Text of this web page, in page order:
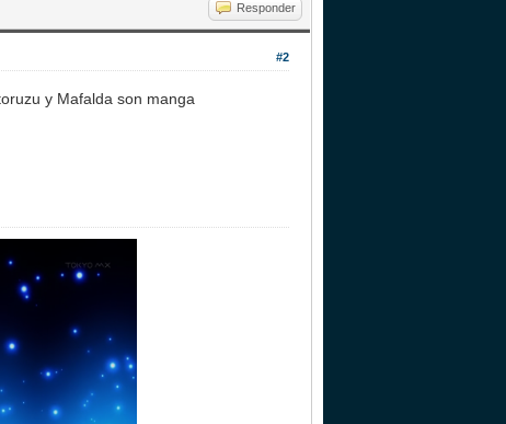
Responder
#2
y Mafalda son manga